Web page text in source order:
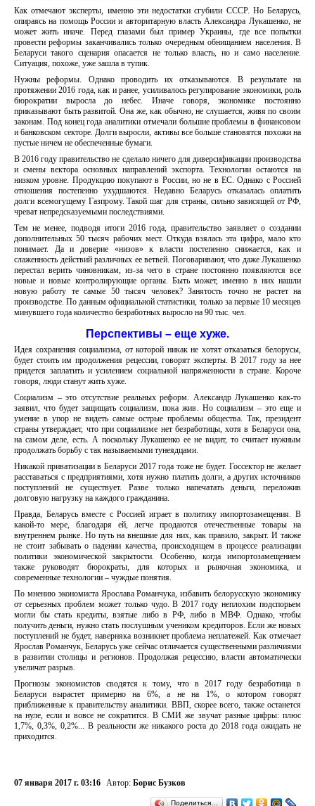
Как отмечают эксперты, именно эти недостатки сгубили СССР. Но Беларусь,
опираясь на помощь России и авторитарную власть Александра Лукашенко, не
может жить иначе. Перед глазами был пример Украины, где все попытки
провести реформы заканчивались только очередным обнищанием населения. В
Беларуси такого сценария опасается не только власть, но и само население.
Ситуация, похоже, уже зашла в тупик.
Нужны реформы. Однако проводить их отказываются. В результате на
протяжении 2016 года, как и ранее, усиливалось регулирование экономики, роль
бюрократии выросла до небес. Иначе говоря, экономике постоянно
приказывают быть развитой. Она же, как обычно, не слушается, живя по своим
законам. Под конец года аналитики отмечали большие проблемы в финансовом
и банковском секторе. Долги выросли, активы все больше становятся похожи на
пустые ничем не обеспеченные бумаги.
В 2016 году правительство не сделало ничего для диверсификации производства
и смены вектора основных направлений экспорта. Технологии остаются на
низком уровне. Продукцию покупают в России, но не в ЕС. Однако с Россией
отношения постепенно ухудшаются. Недавно Беларусь отказалась оплатить
долги всемогущему Газпрому. Такой шаг для страны, сильно зависящей от РФ,
чреват непредсказуемыми последствиями.
Тем не менее, подводя итоги 2016 года, правительство заявляет о создании
дополнительных 50 тысяч рабочих мест. Откуда взялась эта цифра, мало кто
понимает. Да и доверие «низов» к власти постепенно снижается, как и
слаженность действий различных ее ветвей. Поговаривают, что даже Лукашенко
перестал верить чиновникам, из-за чего в стране постоянно появляются все
новые и новые контролирующие органы. Быть может, именно в них нашли
новую работу те самые 50 тысяч человек? Занятость точно не растет на
производстве. По данным официальной статистики, только за первые 10 месяцев
минувшего года количество безработных выросло на 90 тыс. чел.
Перспективы – еще хуже.
Идея сохранения социализма, от которой никак не хотят отказаться белорусы,
будет стоить им продолжения рецессии, говорят эксперты. В 2017 году за нее
придется заплатить и усилением социальной напряженности в стране. Короче
говоря, люди станут жить хуже.
Социализм – это отсутствие реальных реформ. Александр Лукашенко как-то
заявил, что будет защищать социализм, пока жив. Но социализм – это еще и
умение в упор не видеть самые острые проблемы общества. Так, президент
страны утверждает, что при социализме нет безработицы, хотя в Беларуси она,
на самом деле, есть. А поскольку Лукашенко ее не видит, то считает нужным
продолжать борьбу с так называемыми тунеядцами.
Никакой приватизации в Беларуси 2017 года тоже не будет. Госсектор не желает
расставаться с предприятиями, хотя нужно платить долги, а других источников
поступлений не существует. Разве только напечатать деньги, переложив
долговую нагрузку на каждого гражданина.
Правда, Беларусь вместе с Россией играет в политику импортозамещения. В
какой-то мере, благодаря ей, легче продаются отечественные товары на
внутреннем рынке. Но путь на внешние для них, как правило, закрыт. И также
не стоит забывать о падении качества, происходящем в процессе реализации
политики экономической закрытости. Особенно, когда импортозамещением
также руководят бюрократы, для которых и рыночная экономика, и
современные технологии – чуждые понятия.
По мнению экономиста Ярослава Романчука, избавить белорусскую экономику
от серьезных проблем может только чудо. В 2017 году неплохим подспорьем
могли бы стать кредиты, взятые либо в РФ, либо в МВФ. Однако, чтобы
получить деньги, нужно стать послушным учеником кредиторов. Если же новых
поступлений не будет, наверняка возникнет проблема неплатежей. Как отмечает
Ярослав Романчук, Беларусь уже сейчас отличается существенными различиями
в развитии столицы и регионов. Продолжая рецессию, власти автоматически
увеличат разрыв.
Прогнозы экономистов сводятся к тому, что в 2017 году безработица в
Беларуси вырастет примерно на 6%, а не на 1%, о котором говорят
приближенные к правительству аналитики. ВВП, скорее всего, также останется
на нуле, если и вовсе не сократится. В СМИ же звучат разные цифры: плюс
1,7%, 0,3%, 0,2%... В реальности же никакого роста до 2018 года ожидать не
приходится.
07 января 2017 г. 03:16 Автор: Борис Бузков
Поделиться…